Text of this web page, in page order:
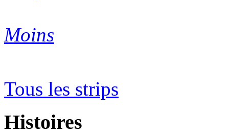
Moins
Tous les strips
Histoires